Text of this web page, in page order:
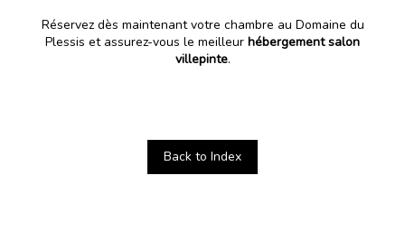
Réservez dès maintenant votre chambre au Domaine du
Plessis et assurez-vous le meilleur hébergement salon
villepinte.
Back to Index